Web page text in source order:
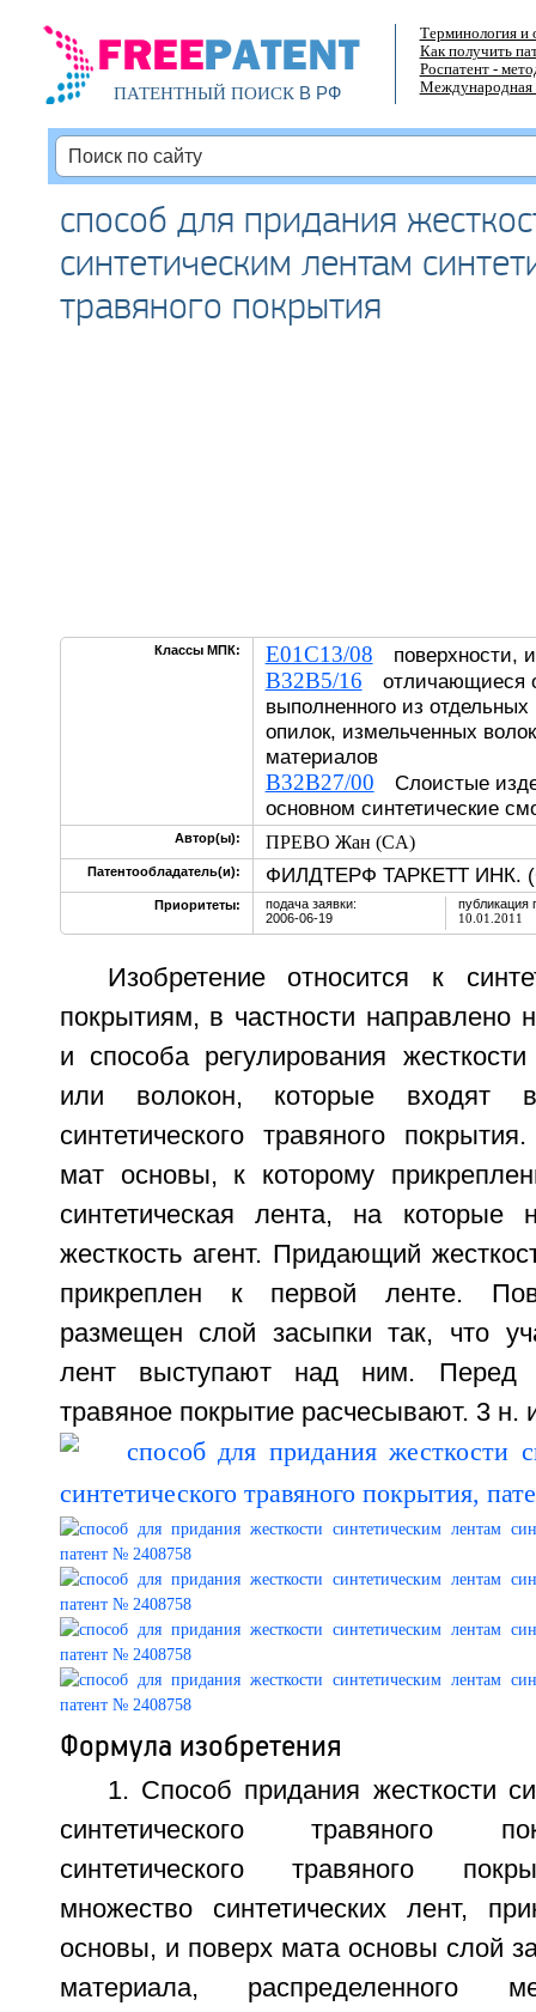
ПАТЕНТНЫЙ ПОИСКВ РФ
Терминология и
Как получить
Роспатент -
Международная
способ для придания
синтетическим лентам
травяного покрытия
Классы МПК: E01C13/08 поверхности,
B32B5/16 отличающиеся
выполненного из
опилок, измельченных
материалов
B32B27/00 Слоистые
основном синтетические
Автор(ы): ПРЕВО Жан (CA)
Патентообладатель(и): ФИЛДТЕРФ ТАРКЕТТ ИНК.
Приоритеты:
подача заявки:
2006-06-19
публикация
10.01.2011
Изобретение относится к
покрытиям, в частности направлено
и способа регулирования жесткости
или волокон, которые входят
синтетического травяного
мат основы, к которому
синтетическая лента, на которые
жесткость агент. Придающий
прикреплен к первой ленте.
размещен слой засыпки так, что
лент выступают над ним. Перед
травяное покрытие расчесывают. 3
Формула изобретения
1. Способ придания жесткости
синтетического травяного
синтетического травяного
множество синтетических лент,
основы, и поверх мата основы слой
материала, распределенного